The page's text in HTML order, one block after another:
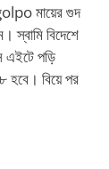
মায়ের গুদ
স্বামি বিদেশে
এইটে পড়ি
বিয়ে পর